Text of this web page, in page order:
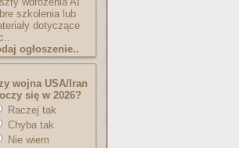
szkolenia lub
dotyczące
ogłoszenie..
wojna USA/Iran
się w 2026?
Raczej tak
Chyba tak
Nie wiem